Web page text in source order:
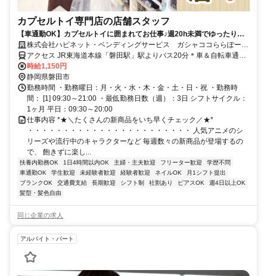
カプセルトイ専門店の店舗スタッフ
【車通勤OK】カプセルトイに囲まれてお仕事♪週20h未満でゆったり勤
務のシフトです◎ネイル＆ピアスOK・髪色自由
株式会社ハピネット・ベンディングサービス ガシャココららぽーと
磐田
アクセス JR東海道本線「磐田駅」駅よりバス20分＊車＆自転車通勤
可(規定有) ★公共交通機関の場合交通費全額支給
時給1,150円
静岡県磐田市
勤務時間 ・勤務曜日：月・火・水・木・金・土・日・祝 ・勤務時
間： [1] 09:30～21:00 ・最低勤務日数（週）：3日 シフトサイクル：
1ヶ月 平日：09:30～20:00
仕事内容 *★＼たくさんの新商品をいち早くチェック／★*
・・・・・・・・・・・・・・・・・・・・・・・ 人気アニメのシ
リーズや流行中のキャラクターなど 毎週数々の新商品が登場するの
で、 飽きずに楽し...
扶養内勤務OK 1日4時間以内OK 主婦・主夫歓迎 フリーター歓迎
学歴不問
車通勤OK
学生歓迎 未経験者歓迎 経験者歓迎 ネイルOK
月1シフト提出
ブランクOK
交通費支給 長期歓迎 シフト制 社割あり ピアスOK
週4日以上OK
髪型・髪色自由
同じ企業の求人
アルバイト・パート